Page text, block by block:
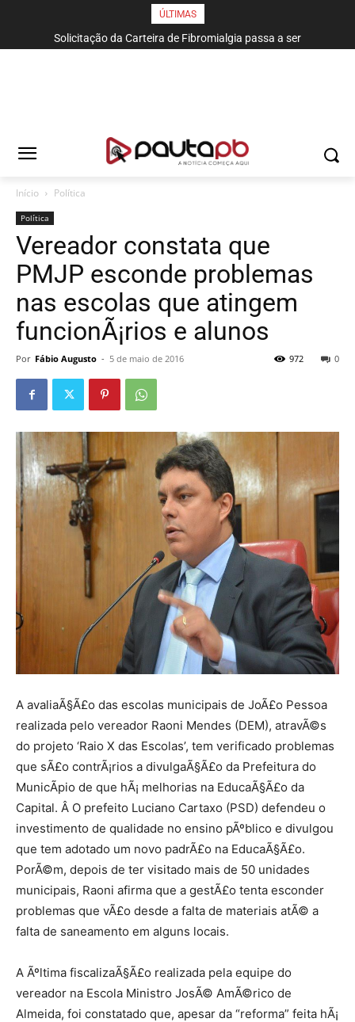
ÚLTIMAS
Solicitação da Carteira de Fibromialgia passa a ser
exclusivamente pelo aplicativo João Pessoa na Palma da Mão
Início Política
Política
Vereador constata que
PMJP esconde problemas
nas escolas que atingem
funcionÃ¡rios e alunos
Por Fábio Augusto - 5 de maio de 2016 0
972
A avaliaÃ§Ã£o das escolas municipais de JoÃ£o Pessoa
realizada pelo vereador Raoni Mendes (DEM), atravÃ©s
do projeto ‘Raio X das Escolas’, tem verificado problemas
que sÃ£o contrÃ¡rios a divulgaÃ§Ã£o da Prefeitura do
MunicÃ­pio de que hÃ¡ melhorias na EducaÃ§Ã£o da
Capital. Â O prefeito Luciano Cartaxo (PSD) defendeu o
investimento de qualidade no ensino pÃºblico e divulgou
que tem adotado um novo padrÃ£o na EducaÃ§Ã£o.
PorÃ©m, depois de ter visitado mais de 50 unidades
municipais, Raoni afirma que a gestÃ£o tenta esconder
problemas que vÃ£o desde a falta de materiais atÃ© a
falta de saneamento em alguns locais.
A Ãºltima fiscalizaÃ§Ã£o realizada pela equipe do
vereador na Escola Ministro JosÃ© AmÃ©rico de
Almeida, foi constatado que, apesar da “reforma” feita hÃ¡